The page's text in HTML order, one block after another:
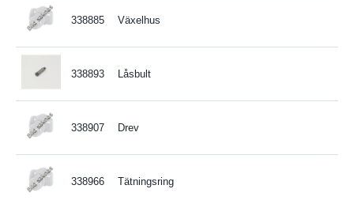
338885 Växelhus
338893 Låsbult
338907 Drev
338966 Tätningsring